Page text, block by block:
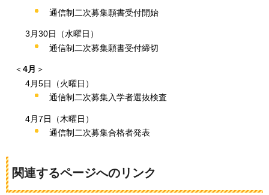
通信制二次募集願書受付開始
3月30日（水曜日）
通信制二次募集願書受付締切
＜4月 ＞
4月5日（火曜日）
通信制二次募集入学者選抜検査
4月7日（木曜日）
通信制二次募集合格者発表
関連するページへのリンク